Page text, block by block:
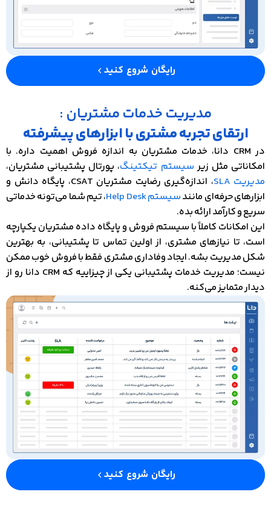
رایگان شروع کنید
مدیریت خدمات مشتریان :
ارتقای تجربه مشتری با ابزارهای پیشرفته
در CRM دانا، خدمات مشتریان به اندازه فروش اهمیت داره. با
امکاناتی مثل زیرسیستم تیکتینگ، پورتال پشتیبانی مشتریان،
مدیریت SLA
، اندازه‌گیری رضایت مشتریان CSAT، پایگاه دانش و
ابزارهای حرفه‌ای مانندسیستم Help Desk
، تیم شما می‌تونه خدماتی
سریع و کارآمد ارائه بده.
این امکانات کاملاً با سیستم فروش و پایگاه داده مشتریان یکپارچه
است، تا نیازهای مشتری، از اولین تماس تا پشتیبانی، به بهترین
شکل مدیریت بشه. ایجاد وفاداری مشتری فقط با فروش خوب ممکن
نیست؛ مدیریت خدمات پشتیبانی یکی از چیزاییه که CRM دانا رو از
دیدار متمایز می‌کنه.
رایگان شروع کنید